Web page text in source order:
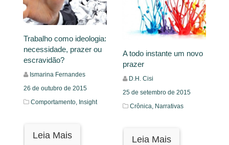
Trabalho como ideologia:
necessidade, prazer ou
escravidão?
Ismarina Fernandes
26 de outubro de 2015
Comportamento, Insight
Leia Mais
A todo instante um novo
prazer
D.H. Cisi
25 de setembro de 2015
Crônica, Narrativas
Leia Mais